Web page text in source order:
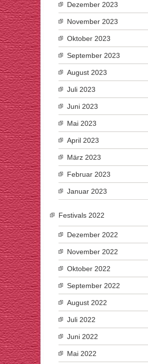
Dezember 2023
November 2023
Oktober 2023
September 2023
August 2023
Juli 2023
Juni 2023
Mai 2023
April 2023
März 2023
Februar 2023
Januar 2023
Festivals 2022
Dezember 2022
November 2022
Oktober 2022
September 2022
August 2022
Juli 2022
Juni 2022
Mai 2022